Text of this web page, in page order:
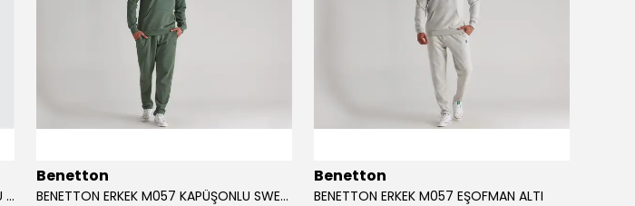
BENETTON ERKEK ECO-RECYLE DOLGULU PUFA YELEK
Benetton
BENETTON ERKEK M057 KAPÜŞONLU SWEATSHİRT
Benetton
BENETTON ERKEK M057 EŞOFMAN ALTI